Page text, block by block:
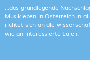
...das grundlegende
Musikleben in Österreich in
richtet sich an die
wie an interessierte Laien.